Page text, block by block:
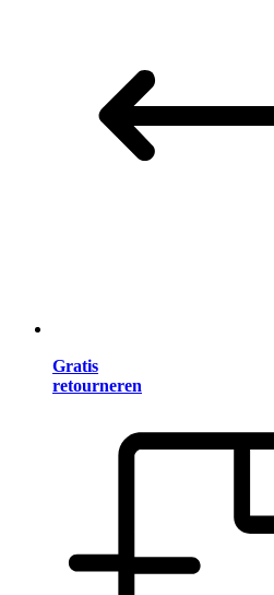
Gratis
retourneren